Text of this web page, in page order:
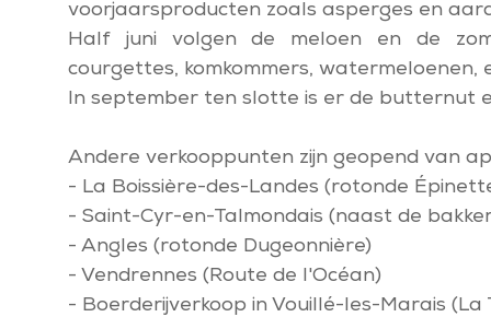
voorjaarsproducten zoals asperges en
Half juni volgen de meloen en de
courgettes, komkommers, watermeloenen,
In september ten slotte is er de butternut
Andere verkooppunten zijn geopend van
- La Boissière-des-Landes (rotonde
- Saint-Cyr-en-Talmondais (naast de
- Angles (rotonde Dugeonnière)
- Vendrennes (Route de l'Océan)
- Boerderijverkoop in Vouillé-les-Marais (La